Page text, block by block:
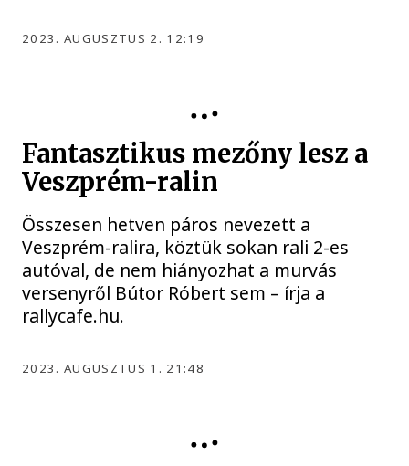
2023. AUGUSZTUS 2. 12:19
Fantasztikus mezőny lesz a
Veszprém-ralin
Összesen hetven páros nevezett a
Veszprém-ralira, köztük sokan rali 2-es
autóval, de nem hiányozhat a murvás
versenyről Bútor Róbert sem – írja a
rallycafe.hu.
2023. AUGUSZTUS 1. 21:48